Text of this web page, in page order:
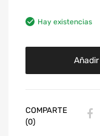
Hay existencias
COMPARTE
(0)